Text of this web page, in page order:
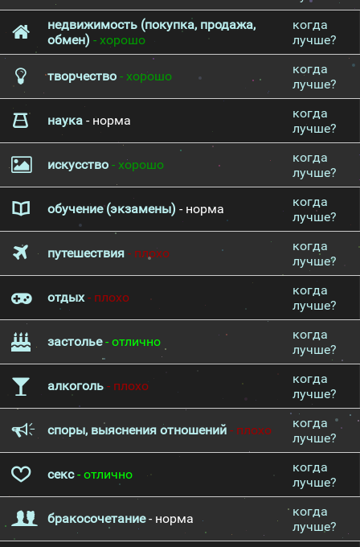
недвижимость (покупка, продажа,
обмен) - хорошо
когда
лучше?
творчество - хорошо
когда
лучше?
наука - норма
когда
лучше?
искусство - хорошо
когда
лучше?
обучение (экзамены) - норма
когда
лучше?
путешествия - плохо
когда
лучше?
отдых- плохо
когда
лучше?
застолье- отлично
когда
лучше?
алкоголь- плохо
когда
лучше?
споры, выяснения отношений - плохо
когда
лучше?
секс- отлично
когда
лучше?
бракосочетание- норма
когда
лучше?